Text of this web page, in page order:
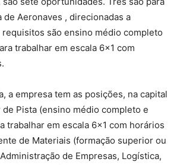
de Aeronaves , direcionadas a
requisitos são ensino médio completo
trabalhar em escala 6×1 com
a empresa tem as posições, na capital
Pista (ensino médio completo e
trabalhar em escala 6×1 com horários
de Materiais (formação superior ou
de Empresas, Logística,